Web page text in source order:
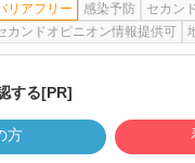
リアフリー
感染予防
セカン
カンドオピニオン情報提供可
する[PR]
方